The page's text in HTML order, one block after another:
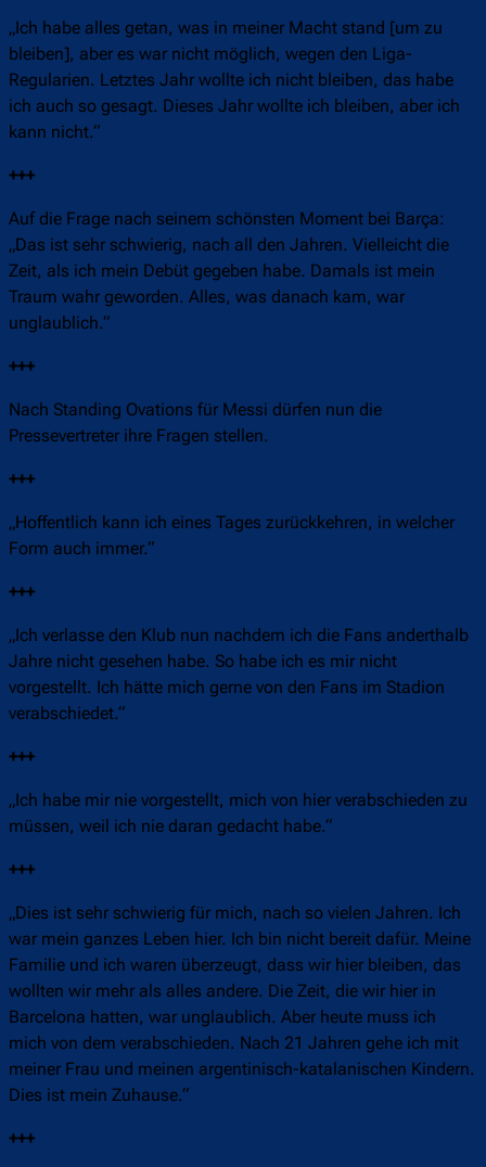
„Ich habe alles getan, was in meiner Macht stand [um zu
bleiben], aber es war nicht möglich, wegen den Liga-
Regularien. Letztes Jahr wollte ich nicht bleiben, das habe
ich auch so gesagt. Dieses Jahr wollte ich bleiben, aber ich
kann nicht.“
+++
Auf die Frage nach seinem schönsten Moment bei Barça:
„Das ist sehr schwierig, nach all den Jahren. Vielleicht die
Zeit, als ich mein Debüt gegeben habe. Damals ist mein
Traum wahr geworden. Alles, was danach kam, war
unglaublich.“
+++
Nach Standing Ovations für Messi dürfen nun die
Pressevertreter ihre Fragen stellen.
+++
„Hoffentlich kann ich eines Tages zurückkehren, in welcher
Form auch immer.“
+++
„Ich verlasse den Klub nun nachdem ich die Fans anderthalb
Jahre nicht gesehen habe. So habe ich es mir nicht
vorgestellt. Ich hätte mich gerne von den Fans im Stadion
verabschiedet.“
+++
„Ich habe mir nie vorgestellt, mich von hier verabschieden zu
müssen, weil ich nie daran gedacht habe.“
+++
„Dies ist sehr schwierig für mich, nach so vielen Jahren. Ich
war mein ganzes Leben hier. Ich bin nicht bereit dafür. Meine
Familie und ich waren überzeugt, dass wir hier bleiben, das
wollten wir mehr als alles andere. Die Zeit, die wir hier in
Barcelona hatten, war unglaublich. Aber heute muss ich
mich von dem verabschieden. Nach 21 Jahren gehe ich mit
meiner Frau und meinen argentinisch-katalanischen Kindern.
Dies ist mein Zuhause.“
+++